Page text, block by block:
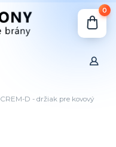
0
CREM-D - držiak pre kovový